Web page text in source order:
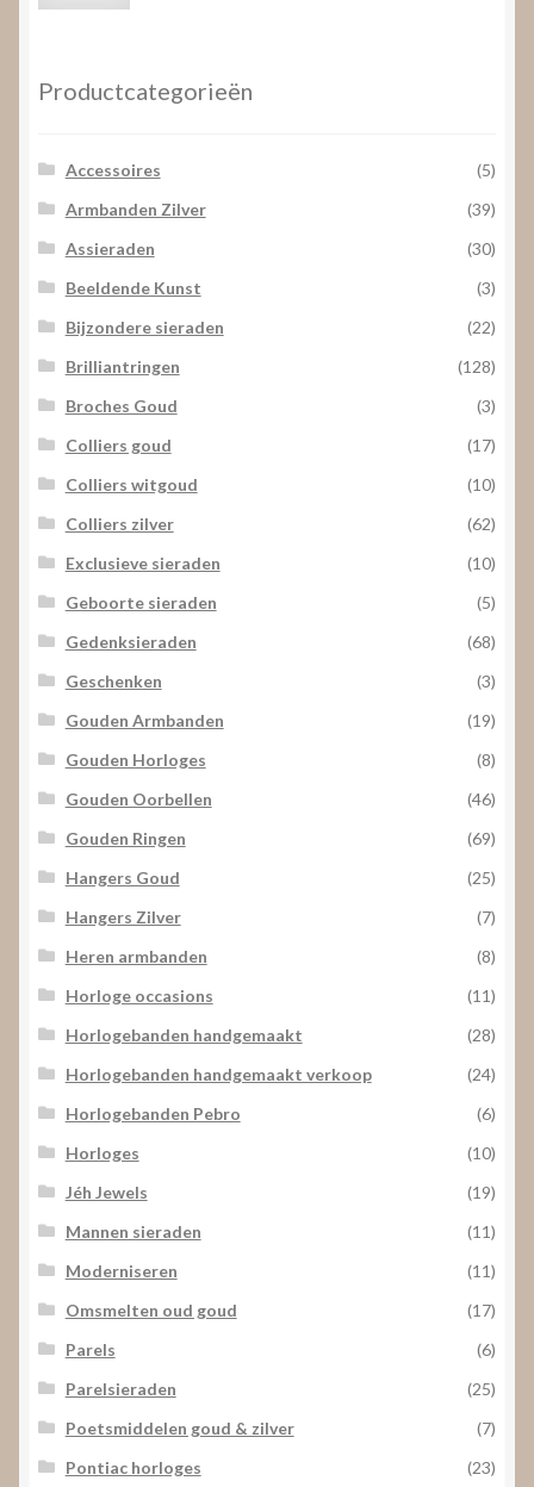
Productcategorieën
Accessoires
(5)
Armbanden Zilver
(39)
Assieraden
(30)
Beeldende Kunst
(3)
Bijzondere sieraden
(22)
Brilliantringen
(128)
Broches Goud
(3)
Colliers goud
(17)
Colliers witgoud
(10)
Colliers zilver
(62)
Exclusieve sieraden
(10)
Geboorte sieraden
(5)
Gedenksieraden
(68)
Geschenken
(3)
Gouden Armbanden
(19)
Gouden Horloges
(8)
Gouden Oorbellen
(46)
Gouden Ringen
(69)
Hangers Goud
(25)
Hangers Zilver
(7)
Heren armbanden
(8)
Horloge occasions
(11)
Horlogebanden handgemaakt
(28)
Horlogebanden handgemaakt verkoop
(24)
Horlogebanden Pebro
(6)
Horloges
(10)
Jéh Jewels
(19)
Mannen sieraden
(11)
Moderniseren
(11)
Omsmelten oud goud
(17)
Parels
(6)
Parelsieraden
(25)
Poetsmiddelen goud & zilver
(7)
Pontiac horloges
(23)